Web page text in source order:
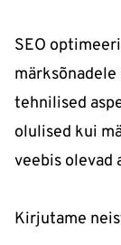
SEO
tehnilised
olulised kui
veebis olevad
Kirjutame